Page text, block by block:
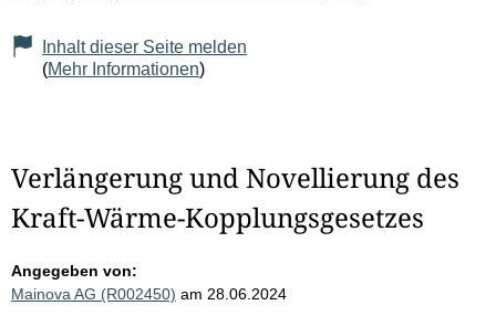
Inhalt dieser Seite melden
(Mehr Informationen)
Verlängerung und Novellierung des
Kraft-Wärme-Kopplungsgesetzes
Angegeben von:
Mainova AG (R002450) am 28.06.2024